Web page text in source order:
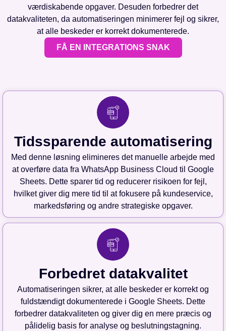
værdiskabende opgaver. Desuden forbedrer det
datakvaliteten, da automatiseringen minimerer fejl og sikrer,
at alle beskeder er korrekt dokumenterede.
FÅ EN INTEGRATIONS SNAK
Tidssparende automatisering
Med denne løsning elimineres det manuelle arbejde med
at overføre data fra WhatsApp Business Cloud til Google
Sheets. Dette sparer tid og reducerer risikoen for fejl,
hvilket giver dig mere tid til at fokusere på kundeservice,
markedsføring og andre strategiske opgaver.
Forbedret datakvalitet
Automatiseringen sikrer, at alle beskeder er korrekt og
fuldstændigt dokumenterede i Google Sheets. Dette
forbedrer datakvaliteten og giver dig en mere præcis og
pålidelig basis for analyse og beslutningstagning.